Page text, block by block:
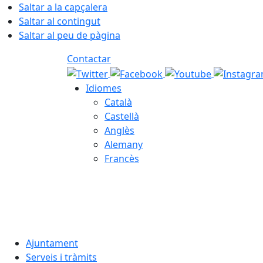
Saltar a la capçalera
Saltar al contingut
Saltar al peu de pàgina
Contactar
Idiomes
Català
Castellà
Anglès
Alemany
Francès
Ajuntament
Serveis i tràmits